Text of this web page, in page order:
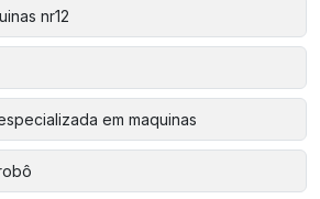
nr12
em maquinas